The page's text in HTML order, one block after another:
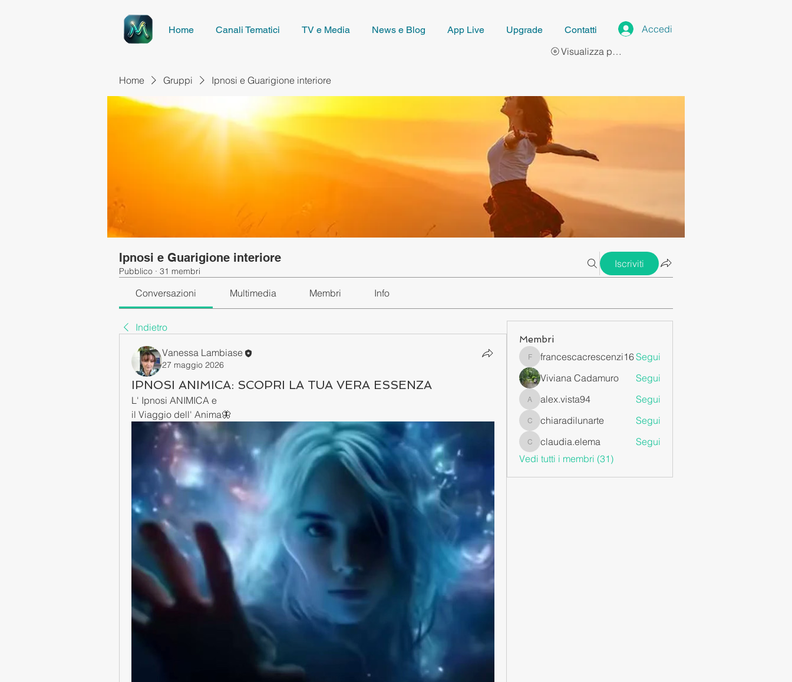
Home Canali Tematici TV e Media News e Blog App Live Upgrade Contatti
Accedi
Visualizza punti
Home Gruppi Ipnosi e Guarigione interiore
Ipnosi e Guarigione interiore
Pubblico · 31 membri
Iscriviti
Conversazioni Multimedia Membri Info
Indietro
Vanessa Lambiase
27 maggio 2026
IPNOSI ANIMICA: SCOPRI LA TUA VERA ESSENZA
L' Ipnosi ANIMICA e
il Viaggio dell' Anima🦋
Membri
francescacrescenzi16
francescacrescenzi16Segui
Viviana Cadamuro
Segui
alex.vista94
alex.vista94 Segui
chiaradilunarte
chiaradilunarte Segui
claudia.elema
claudia.elema
Segui
Vedi tutti i membri (31)